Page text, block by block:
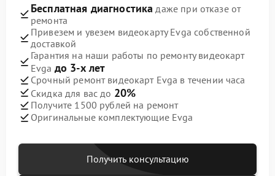
Бесплатная диагностика даже при отказе от
ремонта
Привезем и увезем видеокарту Evga собственной
доставкой
Гарантия на наши работы по ремонту видеокарт
Evga до 3-х лет
Срочный ремонт видеокарт Evga в течении часа
Скидка для вас до 20%
Получите 1500 рублей на ремонт
Оригинальные комплектующие Evga
Получить консультацию